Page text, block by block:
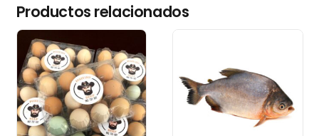
Productos relacionados